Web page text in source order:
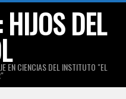
DEL
EN CIENCIAS DEL INSTITUTO "EL